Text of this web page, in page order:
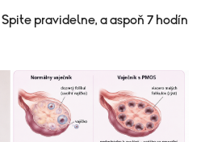
pravidelne, a aspoň 7 hodín